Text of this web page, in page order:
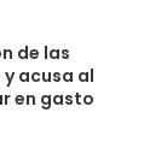
de las
acusa al
en gasto